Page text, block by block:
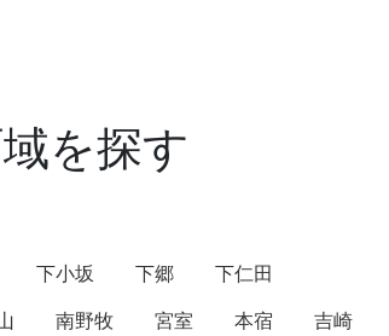
を探す
下小坂 下郷
下仁田
南野牧 宮室 本宿 吉崎